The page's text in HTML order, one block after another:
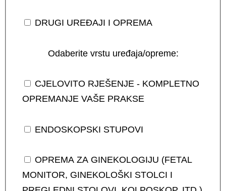
DRUGI UREĐAJI I OPREMA
Odaberite vrstu uređaja/opreme:
CJELOVITO RJEŠENJE - KOMPLETNO
OPREMANJE VAŠE PRAKSE
ENDOSKOPSKI STUPOVI
OPREMA ZA GINEKOLOGIJU (FETAL
MONITOR, GINEKOLOŠKI STOLCI I